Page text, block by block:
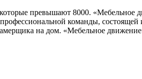
превышают 8000. «Мебельное
команды, состоящей
на дом. «Мебельное